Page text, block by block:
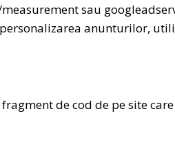
sau
anunturilor,
fragment de cod de pe site